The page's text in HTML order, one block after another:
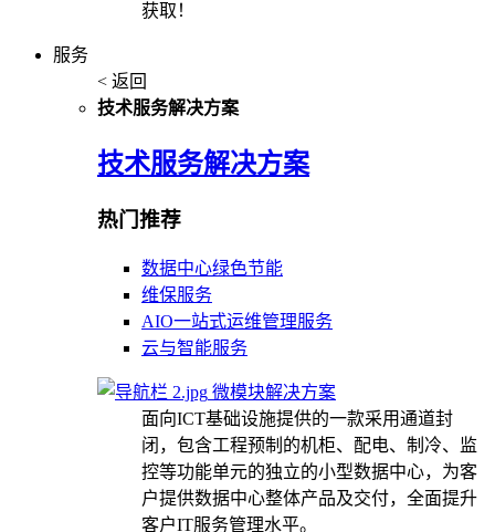
获取！
服务
< 返回
技术服务解决方案
技术服务解决方案
热门推荐
数据中心绿色节能
维保服务
AIO一站式运维管理服务
云与智能服务
微模块解决方案
面向ICT基础设施提供的一款采用通道封
闭，包含工程预制的机柜、配电、制冷、监
控等功能单元的独立的小型数据中心，为客
户提供数据中心整体产品及交付，全面提升
客户IT服务管理水平。